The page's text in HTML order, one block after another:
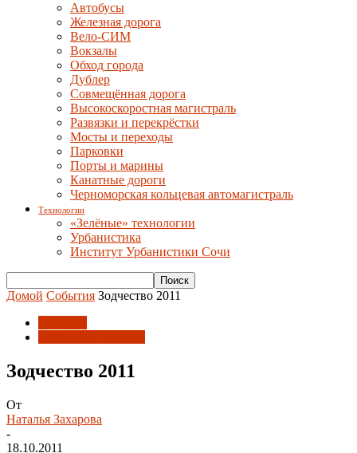
Автобусы
Железная дорога
Вело-СИМ
Вокзалы
Обход города
Дублер
Совмещённая дорога
Высокоскоростная магистраль
Развязки и перекрёстки
Мосты и переходы
Парковки
Порты и марины
Канатные дороги
Черноморская кольцевая автомагистраль
Технологии
«Зелёные» технологии
Урбанистика
Институт Урбанистики Сочи
Домой События Зодчество 2011
Зодчество 2011
От
Наталья Захарова
-
18.10.2011